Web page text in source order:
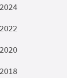
2024
2022
2020
2018